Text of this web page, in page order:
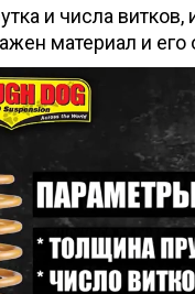
и числа витков,
материал и его